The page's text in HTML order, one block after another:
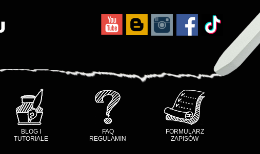
BLOG I
TUTORIALE
FAQ
REGULAMIN
FORMULARZ
ZAPISÓW